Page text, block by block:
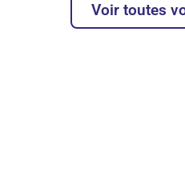
Voir toutes